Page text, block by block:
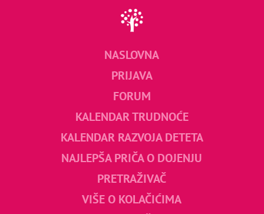
NASLOVNA
PRIJAVA
FORUM
KALENDAR TRUDNOĆE
KALENDAR RAZVOJA DETETA
NAJLEPŠA PRIČA O DOJENJU
PRETRAŽIVAČ
VIŠE O KOLAČIĆIMA